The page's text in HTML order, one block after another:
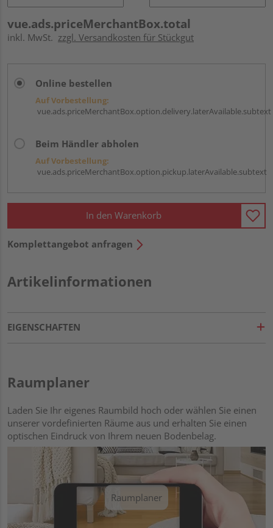
vue.ads.priceMerchantBox.total
inkl. MwSt. zzgl. Versandkosten für Stückgut
Online bestellen
Auf Vorbestellung:
vue.ads.priceMerchantBox.option.delivery.laterAvailable.subtext
Beim Händler abholen
Auf Vorbestellung:
vue.ads.priceMerchantBox.option.pickup.laterAvailable.subtext
In den Warenkorb
Komplettangebot anfragen
Artikelinformationen
EIGENSCHAFTEN
Raumplaner
Laden Sie Ihr eigenes Raumbild hoch oder wählen Sie einen
unserer vordefinierten Räume aus und erhalten Sie einen
optischen Eindruck von Ihrem neuen Bodenbelag.
Raumplaner